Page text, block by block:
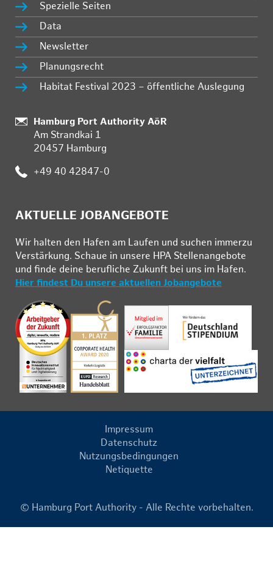
Spezielle Seiten
Data
Newsletter
Planungsrecht
Habitat Festival 2023 – öffentliche Auslegung
:
Hamburg Port Authority AöR
Am Strandkai 1
20457 Hamburg
: +49 40 42847-0
AKTUELLE JOBANGEBOTE
Wir hal­ten den Ha­fen am Lau­fen und su­chen im­mer­zu
Ver­stär­kung. Schau­e in un­se­re HPA Stel­len­an­ge­bo­te
und fin­de deine be­ruf­li­che Zu­kunft bei uns im Ha­fen.
Hier findest Du unsere aktuellen Jobangebote
Impressum
Datenschutz
Nutzungsbedingungen
Netiquette
© Hamburg Port Authority - Alle Rechte vorbehalten.